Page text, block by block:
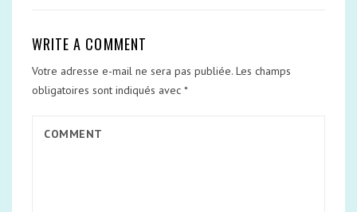
WRITE A COMMENT
Votre adresse e-mail ne sera pas publiée. Les champs
obligatoires sont indiqués avec *